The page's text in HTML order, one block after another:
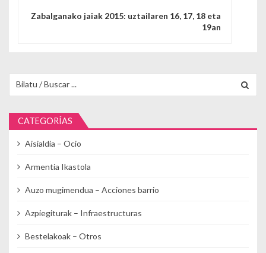
Zabalganako jaiak 2015: uztailaren 16, 17, 18 eta
19an
CATEGORÍAS
Aisialdia – Ocio
Armentia Ikastola
Auzo mugimendua – Acciones barrio
Azpiegiturak – Infraestructuras
Bestelakoak – Otros